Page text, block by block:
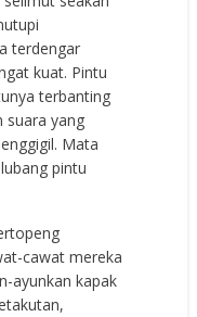
terdengar
kuat. Pintu
terbanting
suara yang
Mata
pintu
cawat mereka
ayunkan kapak